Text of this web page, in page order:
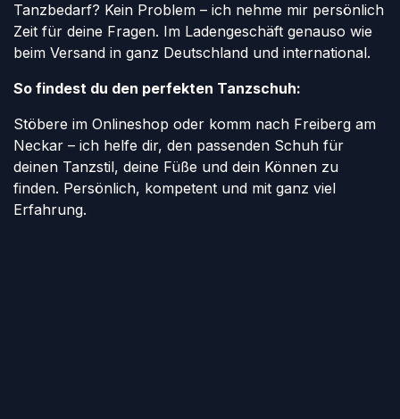
Tanzbedarf? Kein Problem – ich nehme mir persönlich
Zeit für deine Fragen. Im Ladengeschäft genauso wie
beim Versand in ganz Deutschland und international.
So findest du den perfekten Tanzschuh:
Stöbere im Onlineshop oder komm nach Freiberg am
Neckar – ich helfe dir, den passenden Schuh für
deinen Tanzstil, deine Füße und dein Können zu
finden. Persönlich, kompetent und mit ganz viel
Erfahrung.